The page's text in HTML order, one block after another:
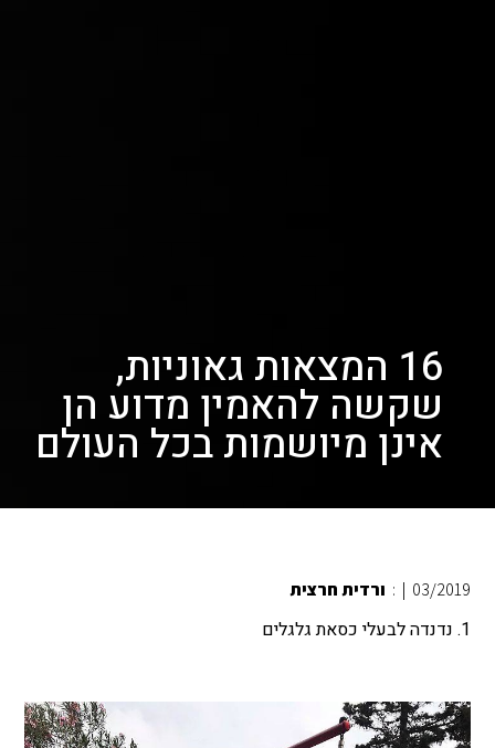
16 המצאות גאוניות,
שקשה להאמין מדוע הן
אינן מיושמות בכל העולם
03/2019
|
: ורדית חרצית
1. נדנדה לבעלי כסאת גלגלים